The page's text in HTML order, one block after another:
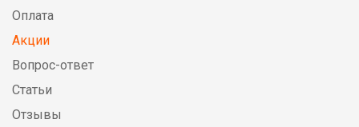
Оплата
Акции
Вопрос-ответ
Статьи
Отзывы